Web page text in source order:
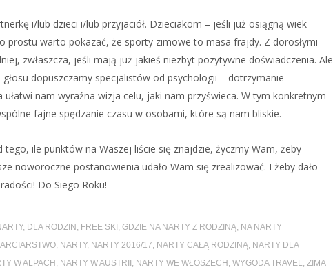
i/lub dzieci i/lub przyjaciół. Dzieciakom – jeśli już osiągną wiek
prostu warto pokazać, że sporty zimowe to masa frajdy. Z dorosłymi
zwłaszcza, jeśli mają już jakieś niezbyt pozytywne doświadczenia. Ale
dopuszczamy specjalistów od psychologii – dotrzymanie
ułatwi nam wyraźna wizja celu, jaki nam przyświeca. W tym konkretnym
fajne spędzanie czasu w osobami, które są nam bliskie.
tego, ile punktów na Waszej liście się znajdzie, życzmy Wam, żeby
noworoczne postanowienia udało Wam się zrealizować. I żeby dało
Do Siego Roku!
, DLA RODZIN, FREE SKI, GDZIE NA NARTY Z RODZINĄ, NA NARTY
, NARTY, NARTY 2016/17, NARTY CAŁĄ RODZINĄ, NARTY DLA
W ALPACH, NARTY W AUSTRII, NARTY WE WŁOSZECH, WYGODA TRAVEL, ZIMA